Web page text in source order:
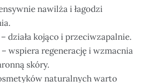
nawilża i łagodzi
– działa kojąco i przeciwzapalnie.
– wspiera regenerację i wzmacnia
skóry.
naturalnych warto